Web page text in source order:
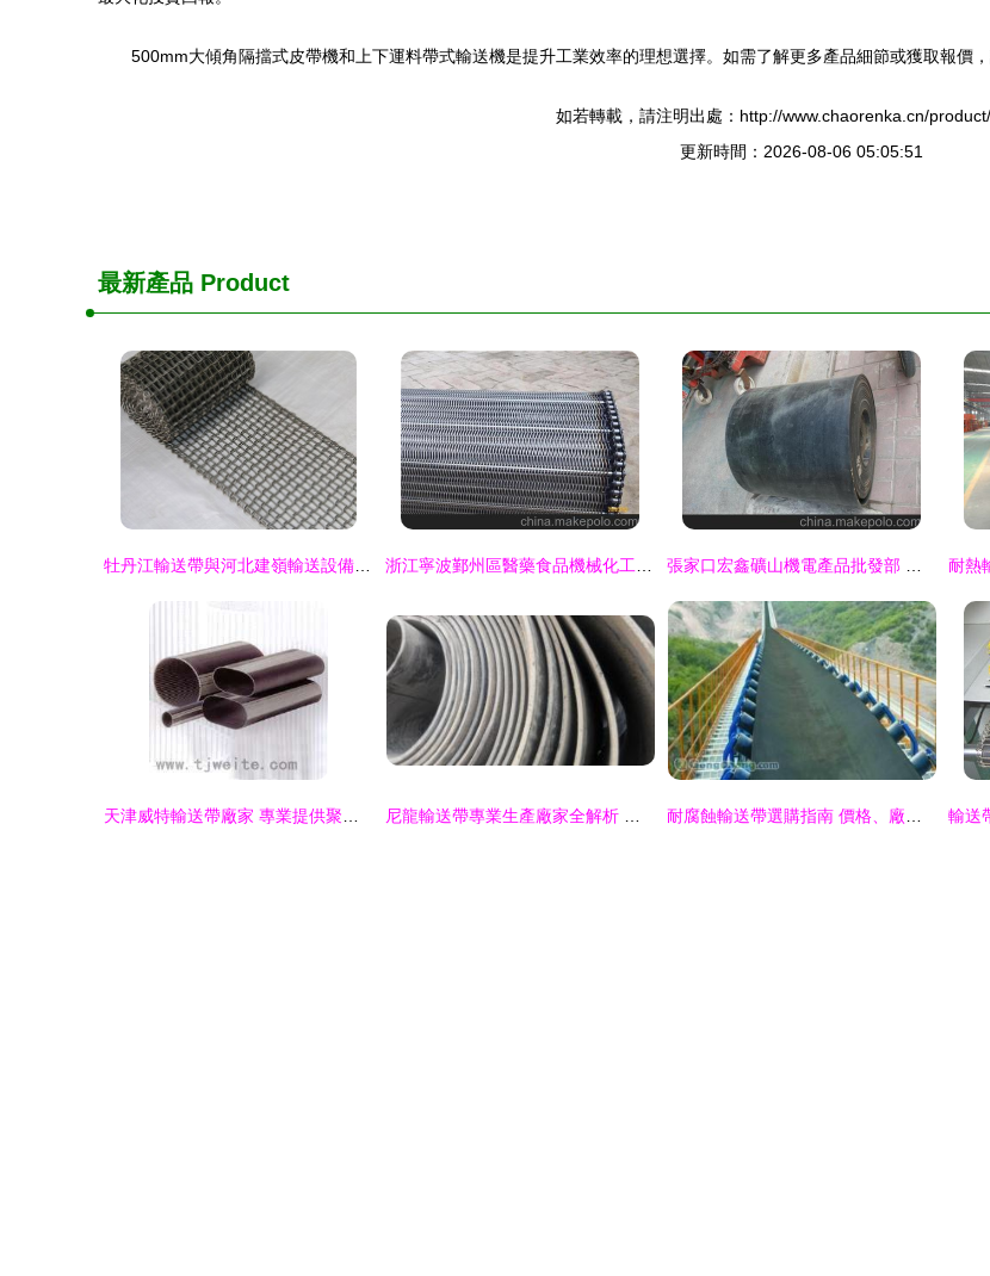
500mm大傾角隔擋式皮帶機和上下運料帶式輸送機是提升工業效率的理想選擇。如需了解更多產品細節或獲取報價
如若轉載，請注明出處：http://www.chaorenka.cn/
更新時間：2026-08-06 05:05:51
最新產品 Product